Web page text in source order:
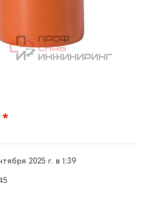
*
2025 г. в 1:39